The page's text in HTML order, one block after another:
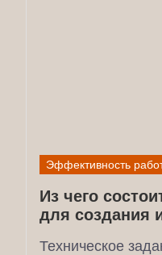
Эффективность
Из чего
для создания
Техническое